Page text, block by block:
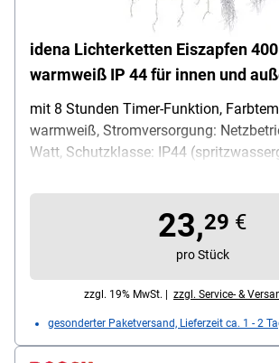
idena Lichterketten Eiszapfen 400
warmweiß IP 44 für innen und
mit 8 Stunden Timer-Funktion,
warmweiß, Stromversorgung:
Watt, Schutzklasse: IP44
mit 1 400er-Lichterkette / 1
23,29 €
pro Stück
zzgl. 19% MwSt. | zzgl. Service- &
gesonderter Paketversand, Lieferzeit ca. 1 - 2